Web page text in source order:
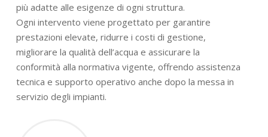
più adatte alle esigenze di ogni struttura.
Ogni intervento viene progettato per garantire
prestazioni elevate, ridurre i costi di gestione,
migliorare la qualità dell’acqua e assicurare la
conformità alla normativa vigente, offrendo assistenza
tecnica e supporto operativo anche dopo la messa in
servizio degli impianti.